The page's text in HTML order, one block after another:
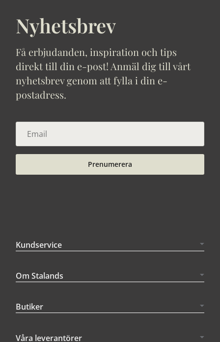
Nyhetsbrev
Få erbjudanden, inspiration och tips
direkt till din e-post! Anmäl dig till vårt
nyhetsbrev genom att fylla i din e-
postadress.
Prenumerera
Kundservice
Om Stalands
Butiker
Våra leverantörer